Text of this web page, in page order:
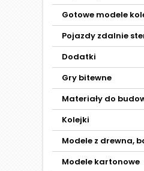
Gotowe modele
Pojazdy zdalnie
Dodatki
Gry bitewne
Materiały do
Kolejki
Modele z drewna,
Modele kartonowe